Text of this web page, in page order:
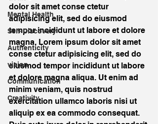
Mental Health
Self-Discovery
Authenticity
vision
Communication
Creativity
dolor sit amet conse ctetur
adipisicing elit, sed do eiusmod
tempor incididunt ut labore et dolore
magna. Lorem ipsum dolor sit amet
conse ctetur adipisicing elit, sed do
eiusmod tempor incididunt ut labore
et dolore magna aliqua. Ut enim ad
minim veniam, quis nostrud
exercitation ullamco laboris nisi ut
aliquip ex ea commodo consequat.